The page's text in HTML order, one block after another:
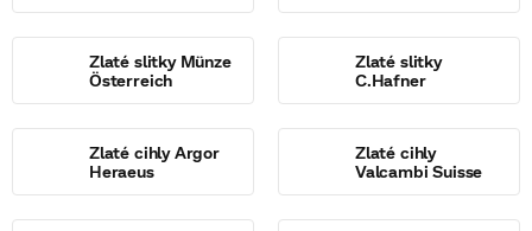
Zlaté slitky Münze
Österreich
Zlaté slitky
C.Hafner
Zlaté cihly Argor
Heraeus
Zlaté cihly
Valcambi Suisse